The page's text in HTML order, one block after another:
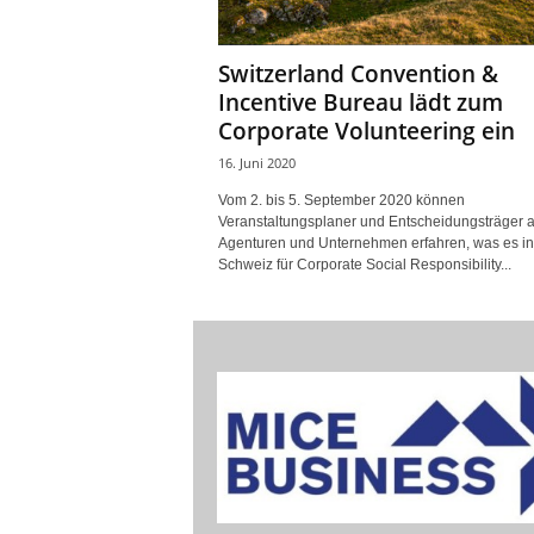
Switzerland Convention &
Incentive Bureau lädt zum
Corporate Volunteering ein
16. Juni 2020
Vom 2. bis 5. September 2020 können
Veranstaltungsplaner und Entscheidungsträger
Agenturen und Unternehmen erfahren, was es
Schweiz für Corporate Social Responsibility...